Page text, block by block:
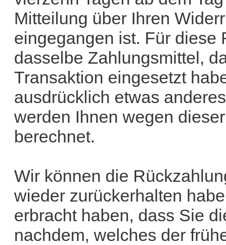
Mitteilung über Ihren
eingegangen ist. Für diese
dasselbe Zahlungsmittel,
Transaktion eingesetzt
ausdrücklich etwas
werden Ihnen wegen
berechnet.
Wir können die
wieder zurückerhalten
erbracht haben, dass Sie
nachdem, welches der